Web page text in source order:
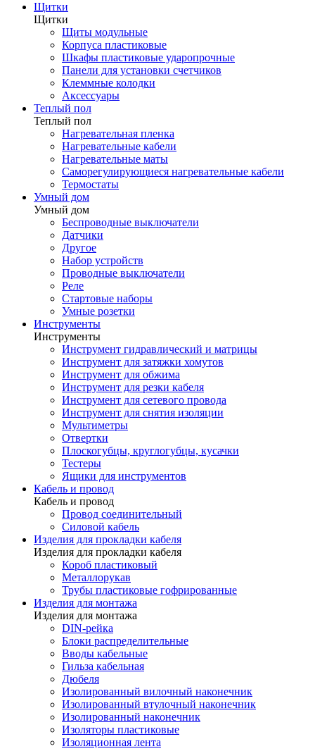
Щитки
Щитки
Щиты модульные
Корпуса пластиковые
Шкафы пластиковые ударопрочные
Панели для установки счетчиков
Клеммные колодки
Аксессуары
Теплый пол
Теплый пол
Нагревательная пленка
Нагревательные кабели
Нагревательные маты
Саморегулирующиеся нагревательные кабели
Термостаты
Умный дом
Умный дом
Беспроводные выключатели
Датчики
Другое
Набор устройств
Проводные выключатели
Реле
Стартовые наборы
Умные розетки
Инструменты
Инструменты
Инструмент гидравлический и матрицы
Инструмент для затяжки хомутов
Инструмент для обжима
Инструмент для резки кабеля
Инструмент для сетевого провода
Инструмент для снятия изоляции
Мультиметры
Отвертки
Плоскогубцы, круглогубцы, кусачки
Тестеры
Ящики для инструментов
Кабель и провод
Кабель и провод
Провод соединительный
Силовой кабель
Изделия для прокладки кабеля
Изделия для прокладки кабеля
Короб пластиковый
Металлорукав
Трубы пластиковые гофрированные
Изделия для монтажа
Изделия для монтажа
DIN-рейка
Блоки распределительные
Вводы кабельные
Гильза кабельная
Дюбеля
Изолированный вилочный наконечник
Изолированный втулочный наконечник
Изолированный наконечник
Изоляторы пластиковые
Изоляционная лента